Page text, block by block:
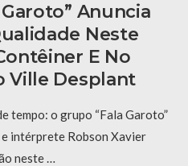
Anuncia
Neste
E No
Ville Desplant
tempo: o grupo “Fala Garoto”
intérprete Robson Xavier
neste …